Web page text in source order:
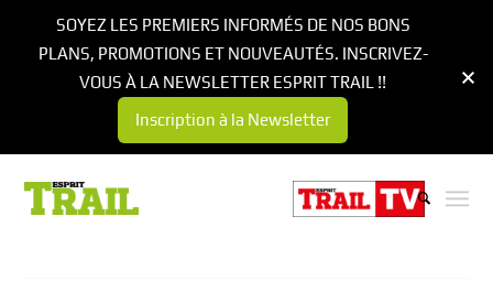
SOYEZ LES PREMIERS INFORMÉS DE NOS BONS
PLANS, PROMOTIONS ET NOUVEAUTÉS. INSCRIVEZ-
VOUS À LA NEWSLETTER ESPRIT TRAIL !!
Inscription à la Newsletter